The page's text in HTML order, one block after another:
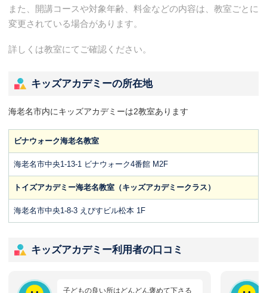
また、開講コースや対象年齢、料金などの内容は、教室ごとに
変更されている場合があります。
詳しくは教室にてご確認ください。
キッズアカデミーの所在地
海老名市内にキッズアカデミーは2教室あります
ビナウォーク海老名教室
海老名市中央1-13-1 ビナウォーク4番館 M2F
トイズアカデミー海老名教室（キッズアカデミークラス）
海老名市中央1-8-3 えびすビル松本 1F
キッズアカデミー利用者の口コミ
子どもの良い所はどんどん褒めて下さる